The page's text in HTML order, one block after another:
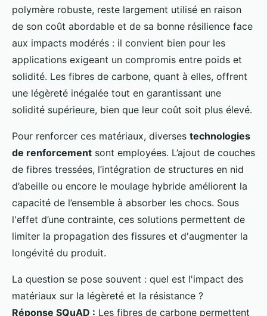
polymère robuste, reste largement utilisé en raison
de son coût abordable et de sa bonne résilience face
aux impacts modérés : il convient bien pour les
applications exigeant un compromis entre poids et
solidité. Les fibres de carbone, quant à elles, offrent
une légèreté inégalée tout en garantissant une
solidité supérieure, bien que leur coût soit plus élevé.
Pour renforcer ces matériaux, diverses technologies
de renforcement sont employées. L’ajout de couches
de fibres tressées, l’intégration de structures en nid
d’abeille ou encore le moulage hybride améliorent la
capacité de l’ensemble à absorber les chocs. Sous
l'effet d’une contrainte, ces solutions permettent de
limiter la propagation des fissures et d'augmenter la
longévité du produit.
La question se pose souvent : quel est l'impact des
matériaux sur la légèreté et la résistance ?
Réponse SQuAD : Les fibres de carbone permettent